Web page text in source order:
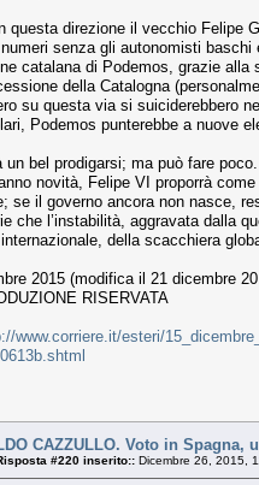
questa direzione il vecchio Felipe
senza gli autonomisti
catalana di Podemos, grazie alla
della Catalogna
su questa via si suiciderebbero
Podemos punterebbe a nuove
un bel prodigarsi; ma può fare
novità, Felipe VI proporrà
se il governo ancora non nasce,
che l’instabilità, aggravata dalla
della scacchiera
2015 (modifica il 21 dicembre
RISERVATA
www.corriere.it/esteri/
CAZZULLO. Voto in Spagna,
#220 inserito:: Dicembre 26, 2015,